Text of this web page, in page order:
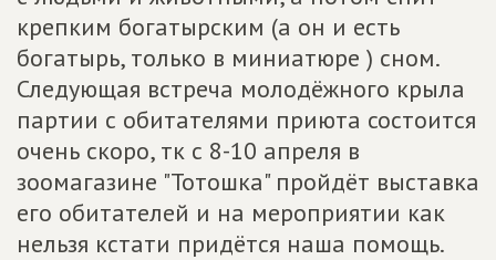
крепким богатырским (а он и есть
богатырь, только в миниатюре ) сном.
Следующая встреча молодёжного крыла
партии с обитателями приюта состоится
очень скоро, тк с 8-10 апреля в
зоомагазине "Тотошка" пройдёт выставка
его обитателей и на мероприятии как
нельзя кстати придётся наша помощь.